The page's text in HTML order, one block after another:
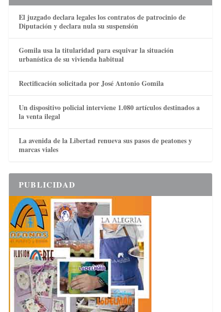
El juzgado declara legales los contratos de patrocinio de
Diputación y declara nula su suspensión
Gomila usa la titularidad para esquivar la situación
urbanística de su vivienda habitual
Rectificación solicitada por José Antonio Gomila
Un dispositivo policial interviene 1.080 artículos destinados a
la venta ilegal
La avenida de la Libertad renueva sus pasos de peatones y
marcas viales
PUBLICIDAD